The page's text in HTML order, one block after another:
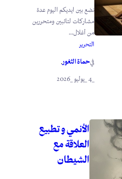
نضع بين ايديكم اليوم عدة
مشاركات لتائبين ومتحررين
من أغلال...
التحرير
فيحماة الثغور.
الأنمي و تطبيع
العلاقة مع
الشيطان